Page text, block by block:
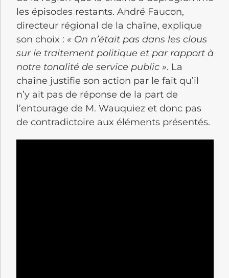
les épisodes restants. André Faucon,
directeur régional de la chaîne, explique
son choix : « On n’était pas dans les clous
sur le traitement politique et par rapport à
notre tonalité de service public ». La
chaîne justifie son action par le fait qu’il
n’y ait pas de réponse de la part de
l’entourage de M. Wauquiez et donc pas
de contradictoire aux éléments présentés.